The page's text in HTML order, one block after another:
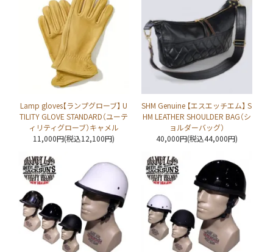
Lamp gloves【ランプグローブ】 U
TILITY GLOVE STANDARD（ユーテ
ィリティグローブ）キャメル
11,000円(税込12,100円)
SHM Genuine 【エスエッチエム】 S
HM LEATHER SHOULDER BAG（シ
ョルダーバッグ）
40,000円(税込44,000円)